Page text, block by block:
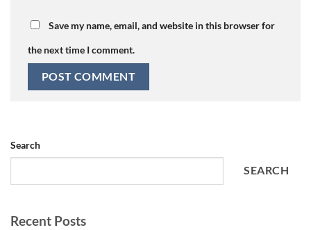
Save my name, email, and website in this browser for
the next time I comment.
Search
SEARCH
Recent Posts